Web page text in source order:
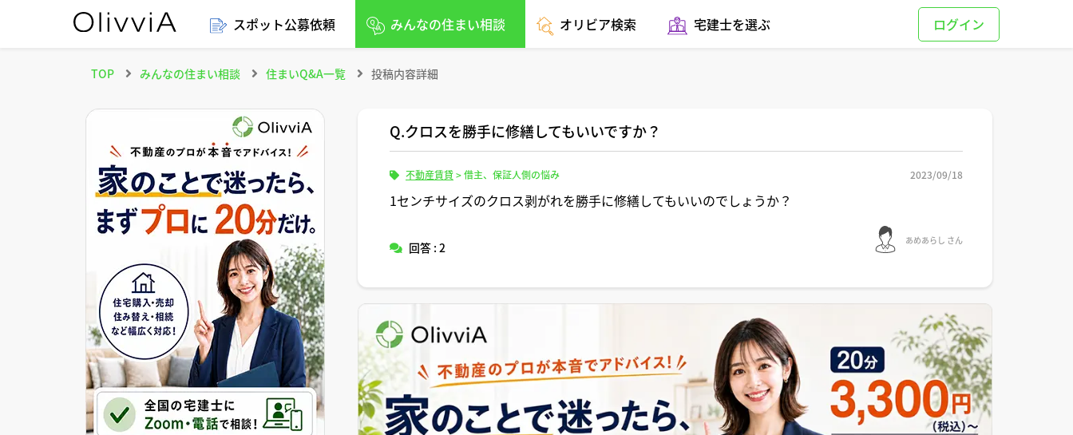
スポット公募依頼 みんなの住まい相談 オリビア検索 宅建士を選ぶ
TOP みんなの住まい相談 住まいQ&A一覧 投稿内容詳細
Q.クロスを勝手に修繕してもいいですか？
不動産賃貸>借主、保証人側の悩み 2023/09/18
1センチサイズのクロス剥がれを勝手に修繕してもいいのでしょうか？
回答 : 2 あめあらし さん